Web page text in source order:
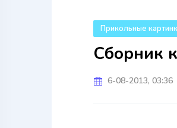
Прикольные
Сборник
6-08-2013, 03:36